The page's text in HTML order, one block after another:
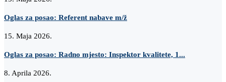
Oglas za posao: Referent nabave m/ž
15. Maja 2026.
Oglas za posao: Radno mjesto: Inspektor kvalitete, 1...
8. Aprila 2026.